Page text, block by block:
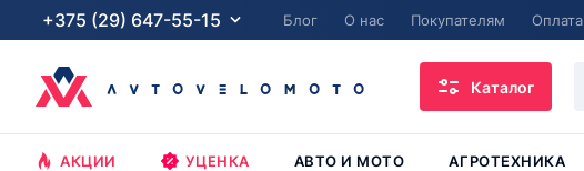
+375 (29) 647-55-15 Блог О нас Покупателям Оплата
Каталог
АКЦИИ УЦЕНКА АВТО И МОТО АГРОТЕХНИКА